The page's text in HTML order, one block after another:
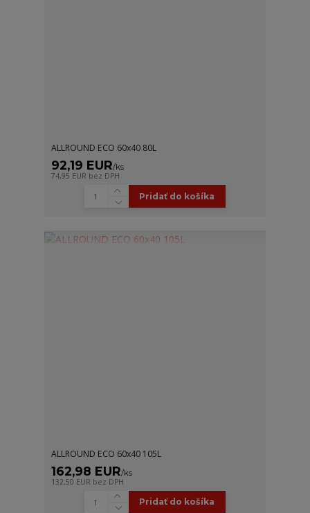
ALLROUND ECO 60x40 80L
92,19 EUR/ks
74,95 EUR bez DPH
Pridať do košíka
ALLROUND ECO 60x40 105L
162,98 EUR/ks
132,50 EUR bez DPH
Pridať do košíka